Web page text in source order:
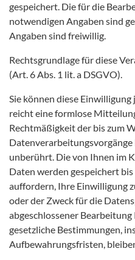
gespeichert. Die für die
notwendigen Angaben sind
Angaben sind freiwillig.
Rechtsgrundlage für diese
(Art. 6 Abs. 1 lit. a DSGVO).
Sie können diese
reicht eine formlose
Rechtmäßigkeit der bis zum
unberührt. Die von Ihnen im
Daten werden gespeichert bis
auffordern, Ihre Einwilligung
oder der Zweck für die
abgeschlossener
gesetzliche Bestimmungen,
Aufbewahrungsfristen,